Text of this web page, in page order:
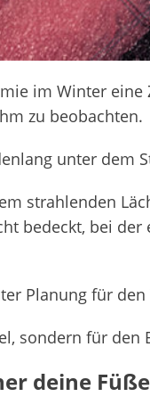
im Winter eine
zu beobachten.
unter dem
strahlenden
bedeckt, bei
Planung für
sondern für den
deine Füße